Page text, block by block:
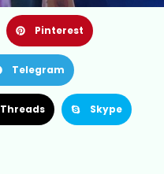
Pinterest
Telegram
Threads Skype